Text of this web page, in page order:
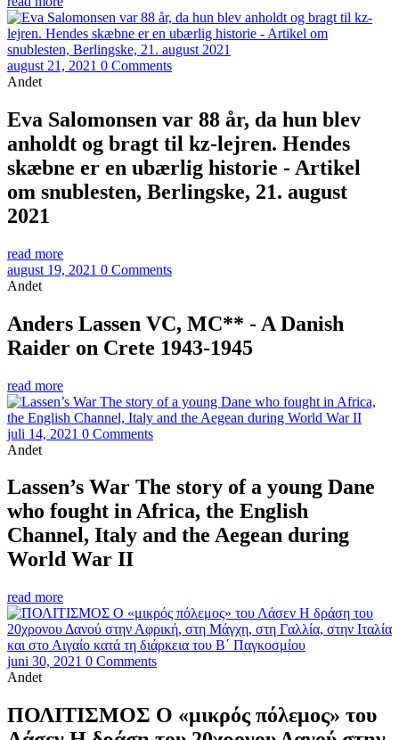
august 21, 2021 0 Comments
Andet
Eva Salomonsen var 88 år, da hun blev
anholdt og bragt til kz-lejren. Hendes
skæbne er en ubærlig historie - Artikel
om snublesten, Berlingske, 21. august
2021
read more
august 19, 2021 0 Comments
Andet
Anders Lassen VC, MC** - A Danish
Raider on Crete 1943-1945
read more
juli 14, 2021 0 Comments
Andet
Lassen’s War The story of a young Dane
who fought in Africa, the English
Channel, Italy and the Aegean during
World War II
read more
juni 30, 2021 0 Comments
Andet
ΠΟΛΙΤΙΣΜΟΣ Ο «μικρός πόλεμος» του